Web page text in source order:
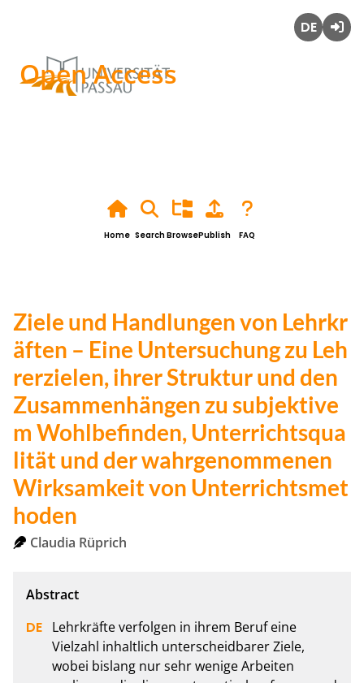
Open Access
Home SearchBrowsePublish FAQ
Ziele und Handlungen von Lehrkr
äften – Eine Untersuchung zu Leh
rerzielen, ihrer Struktur und den
Zusammenhängen zu subjektive
m Wohlbefinden, Unterrichtsqua
lität und der wahrgenommenen
Wirksamkeit von Unterrichtsmet
hoden
Claudia Rüprich
Lehrkräfte verfolgen in ihrem Beruf eine
Vielzahl inhaltlich unterscheidbarer Ziele,
wobei bislang nur sehr wenige Arbeiten